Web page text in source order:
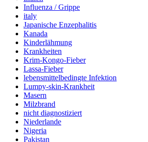
Influenza / Grippe
italy
Japanische Enzephalitis
Kanada
Kinderlähmung
Krankheiten
Krim-Kongo-Fieber
Lassa-Fieber
lebensmittelbedingte Infektion
Lumpy-skin-Krankheit
Masern
Milzbrand
nicht diagnostiziert
Niederlande
Nigeria
Pakistan